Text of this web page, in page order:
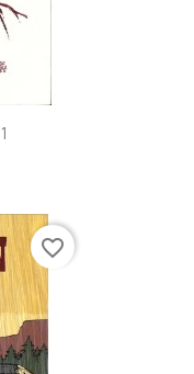
favorite_border